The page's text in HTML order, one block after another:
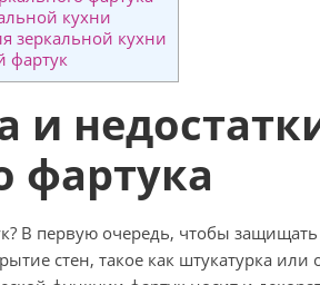
кухни
зеркальной кухни
фартук
и
фартука
В первую очередь, чтобы
стен, такое как штукатурка или